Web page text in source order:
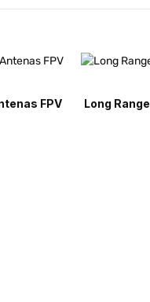
FPV Long Range